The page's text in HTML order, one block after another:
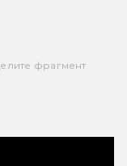
фрагмент